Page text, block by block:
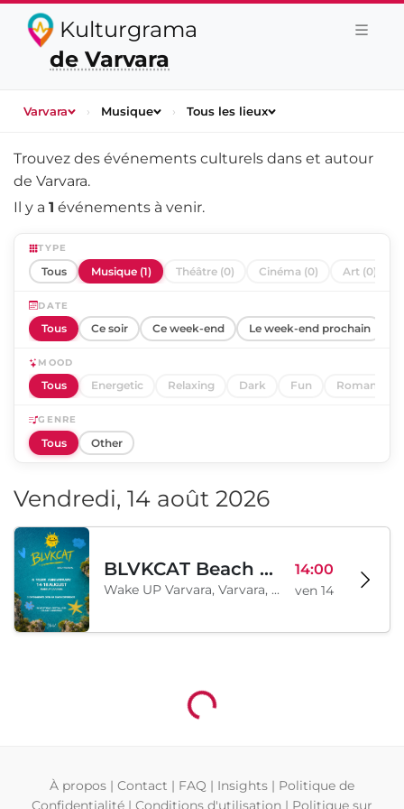
Kulturgrama
de Varvara
Varvara › Musique › Tous les lieux
Trouvez des événements culturels dans et autour
de Varvara.
Il y a 1 événements à venir.
TYPE
Tous Musique (1) Théâtre (0) Cinéma (0) Art (0)
DATE
Tous Ce soir Ce week-end Le week-end prochain
MOOD
Tous Energetic Relaxing Dark Fun Romantic
GENRE
Tous Other
Vendredi, 14 août 2026
BLVKCAT Beach Festival 2026, Wake up Varvara
Wake UP Varvara, Varvara, BG
14:00
ven 14
Chargement...
À propos | Contact | FAQ | Insights | Politique de
Confidentialité | Conditions d'utilisation | Politique sur